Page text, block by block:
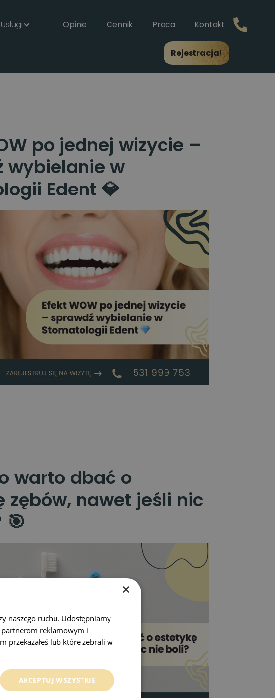
Usługi Opinie Cennik Praca Kontakt
Rejestracja!
po jednej wizycie –
wybielanie w
Edent 💎
warto dbać o
zębów, nawet jeśli nic
×
naszego ruchu. Udostępniamy
reklamowym i
przekazałeś lub które zebrali w
AKCEPTUJ WSZYSTKIE